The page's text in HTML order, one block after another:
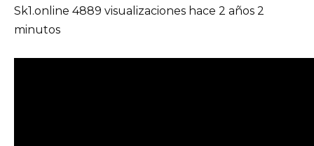
Sk1.online 4889 visualizaciones hace 2 años 2
minutos